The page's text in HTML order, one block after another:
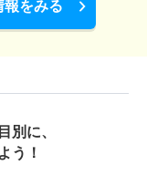
報をみる
別に、
う！